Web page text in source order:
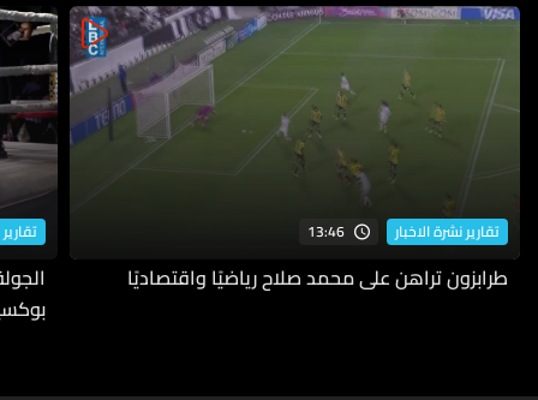
تقارير نشرة الاخبار 13:46
طرابزون تراهن على محمد صلاح رياضيًا واقتصاديًا